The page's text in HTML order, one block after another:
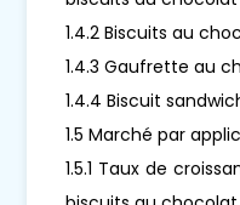
1.4.2 Biscuits au
1.4.3 Gaufrette au
1.4.4 Biscuit
1.5 Marché par
1.5.1 Taux de